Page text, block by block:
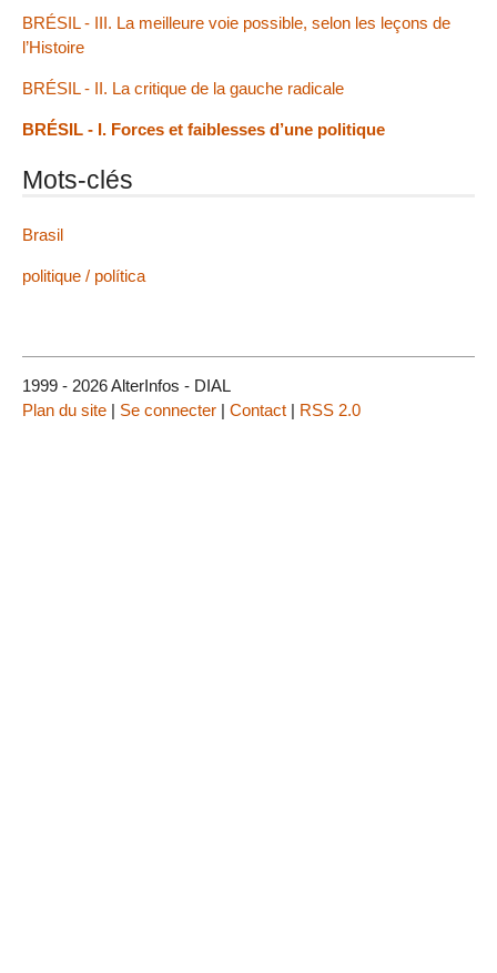
BRÉSIL - III. La meilleure voie possible, selon les leçons de
l’Histoire
BRÉSIL - II. La critique de la gauche radicale
BRÉSIL - I. Forces et faiblesses d’une politique
Mots-clés
Brasil
politique / política
1999 - 2026 AlterInfos - DIAL
Plan du site | Se connecter | Contact | RSS 2.0